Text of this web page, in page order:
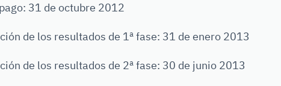
31 de octubre 2012
de los resultados de 1ª fase: 31 de enero 2013
de los resultados de 2ª fase: 30 de junio 2013